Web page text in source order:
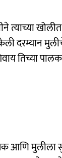
त्याच्या
दरम्यान
तिच्या
आणि